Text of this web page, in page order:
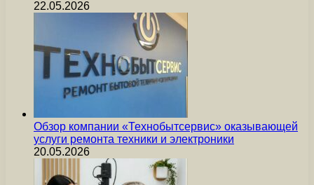
22.05.2026
Обзор компании «Технобытсервис» оказывающей
услуги ремонта техники и электроники
20.05.2026